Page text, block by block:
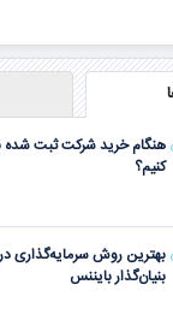
هنگام خرید شرکت ثبت شده
کنیم؟
بهترین روش سرمایه‌گذاری
بنیان‌گذار بایننس